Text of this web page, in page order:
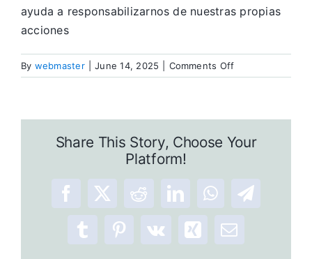
ayuda a responsabilizarnos de nuestras propias
acciones
By webmaster June 14, 2025 Comments Offon
Dejé
victíma
Share This Story, Choose Your
Platform!
Facebook
X RedditLinkedInWhatsAppTelegram
TumblrPinterest
Vk XingEmail